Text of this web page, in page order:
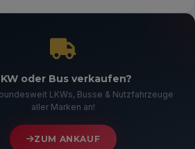
oder Bus verkaufen?
LKWs, Busse & Nutzfahrzeuge
aller Marken an!
ZUM ANKAUF